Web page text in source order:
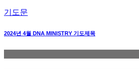
기도문
2024년 4월 DNA MINISTRY 기도제목